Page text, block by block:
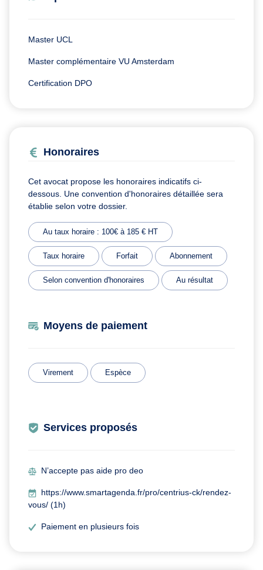
Master UCL
Master complémentaire VU Amsterdam
Certification DPO
Honoraires
Cet avocat propose les honoraires indicatifs ci-
dessous. Une convention d'honoraires détaillée sera
établie selon votre dossier.
Au taux horaire : 100€ à 185 € HT
Taux horaire Forfait Abonnement
Selon convention d'honoraires Au résultat
Moyens de paiement
Virement Espèce
Services proposés
N’accepte pas aide pro deo
https://www.smartagenda.fr/pro/centrius-ck/rendez-
vous/ (1h)
Paiement en plusieurs fois